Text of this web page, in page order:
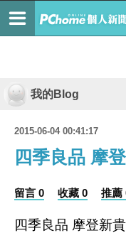
我的Blog
2015-06-04 00:41:17
四季良品 摩
留言 0 收藏 0 推薦
四季良品 摩登新